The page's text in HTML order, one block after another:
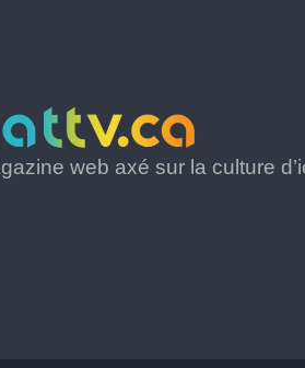
web axé sur la culture